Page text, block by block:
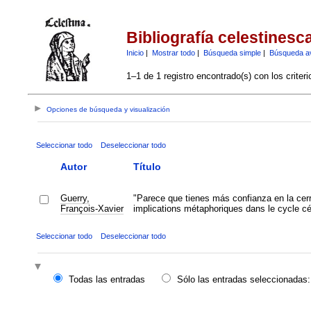
Bibliografía
Inicio| Mostrar todo| Búsqueda simple| Búsqueda
1–1 de 1 registro encontrado(s) con los
Opciones de búsqueda y visualización
Seleccionar todo Deseleccionar todo
Autor Título
Guerry,
François-Xavier
"Parece que tienes más confianza en la
implications métaphoriques dans le cycle
Seleccionar todo Deseleccionar todo
Todas las entradas
Sólo las entradas seleccionadas: